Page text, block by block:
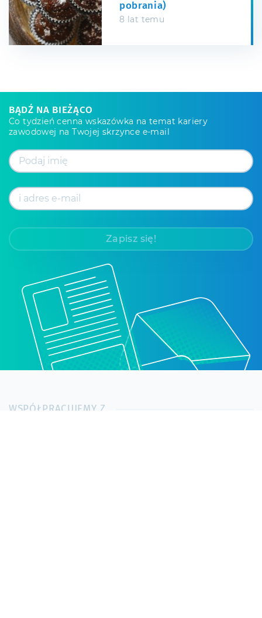
pobrania)
8 lat temu
BĄDŹ NA BIEŻĄCO
Co tydzień cenna wskazówka na temat kariery
zawodowej na Twojej skrzynce e-mail
Zapisz się!
WSPÓŁPRACUJEMY Z